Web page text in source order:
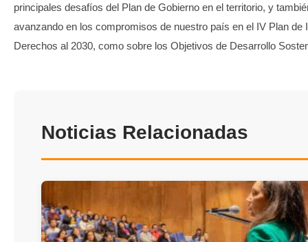
principales desafíos del Plan de Gobierno en el territorio, y
avanzando en los compromisos de nuestro país en el IV Plan de
Derechos al 2030, como sobre los Objetivos de Desarrollo
Noticias Relacionadas